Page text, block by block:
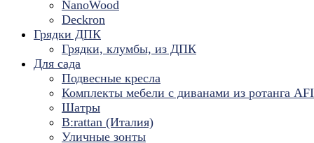
NanoWood
Deckron
Грядки ДПК
Грядки, клумбы, из ДПК
Для сада
Подвесные кресла
Комплекты мебели с диванами из ротанга
Шатры
B:rattan (Италия)
Уличные зонты